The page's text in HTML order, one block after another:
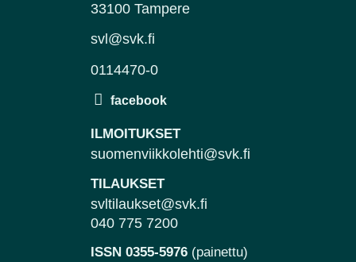
33100 Tampere
svl@svk.fi
0114470-0
ILMOITUKSET
suomenviikkolehti@svk.fi
TILAUKSET
svltilaukset@svk.fi
040 775 7200
ISSN 0355-5976 (painettu)